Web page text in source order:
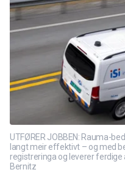
UTFØRER JOBBEN: Rauma-
langt meir effektivt – og med
registreringa og leverer ferdige
Bernitz